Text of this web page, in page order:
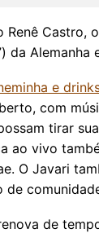
Castro,
da
e
com
tirar
ao vivo
O Javari
de